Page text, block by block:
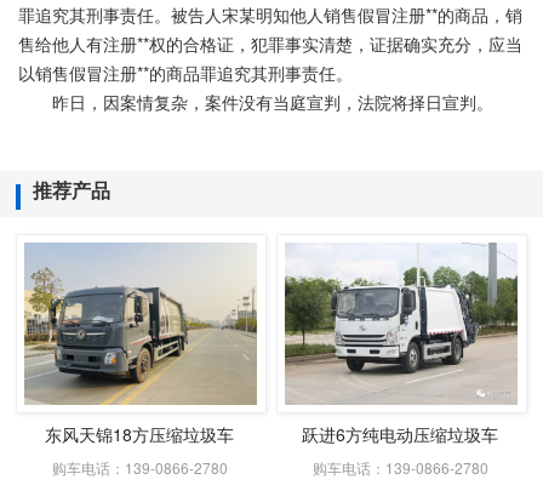
罪追究其刑事责任。被告人宋某明知他人销售假冒注册**的商品，销
售给他人有注册**权的合格证，犯罪事实清楚，证据确实充分，应当
以销售假冒注册**的商品罪追究其刑事责任。
昨日，因案情复杂，案件没有当庭宣判，法院将择日宣判。
推荐产品
东风天锦18方压缩垃圾车
购车电话：139-0866-2780
跃进6方纯电动压缩垃圾车
购车电话：139-0866-2780